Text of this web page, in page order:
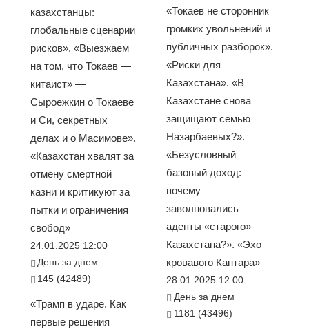
казахстанцы:
глобальные сценарии
рисков». «Выезжаем
на том, что Токаев —
китаист» —
Сыроежкин о Токаеве
и Си, секретных
делах и о Масимове».
«Казахстан хвалят за
отмену смертной
казни и критикуют за
пытки и ограничения
свобод»
24.01.2025 12:00
День за днем
145 (42489)
«Трамп в ударе. Как
первые решения
«Токаев не сторонник
громких увольнений и
публичных разборок».
«Риски для
Казахстана». «В
Казахстане снова
защищают семью
Назарбаевых?».
«Безусловный
базовый доход:
почему
заволновались
адепты «старого»
Казахстана?». «Эхо
кровавого Кантара»
28.01.2025 12:00
День за днем
1181 (43496)